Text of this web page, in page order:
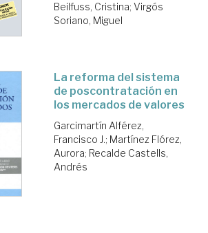
Beilfuss, Cristina; Virgós
Soriano, Miguel
La reforma del sistema
de poscontratación en
los mercados de valores
Garcimartín Alférez,
Francisco J.; Martínez Flórez,
Aurora; Recalde Castells,
Andrés